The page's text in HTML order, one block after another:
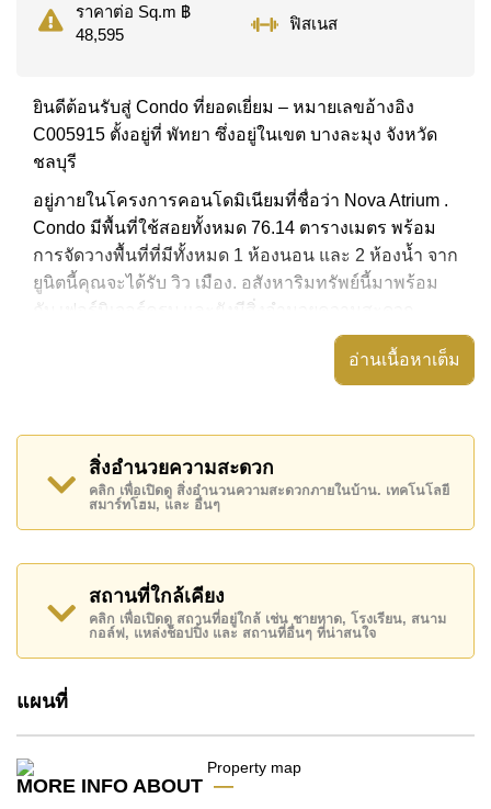
ราคาต่อ Sq.m ฿
48,595
ฟิสเนส
ยินดีต้อนรับสู่ Condo ที่ยอดเยี่ยม – หมายเลขอ้างอิง
C005915 ตั้งอยู่ที่ พัทยา ซึ่งอยู่ในเขต บางละมุง จังหวัด
ชลบุรี
อยู่ภายในโครงการคอนโดมิเนียมที่ชื่อว่า Nova Atrium .
Condo มีพื้นที่ใช้สอยทั้งหมด 76.14 ตารางเมตร พร้อม
การจัดวางพื้นที่ที่มีทั้งหมด 1 ห้องนอน และ 2 ห้องน้ำ จาก
ยูนิตนี้คุณจะได้รับ วิว เมือง. อสังหาริมทรัพย์นี้มาพร้อม
กับ เฟอร์นิเจอร์ครบ และยังมีสิ่งอำนวยความสะดวก
อสังหาริมทรัพย์นี้สามารถใช้ สระว่ายน้ำ ส่วนกลาง ได้
ฟิสเนส, รปภ.24ชม.
สถานที่สำคัญใกล้ Nova Atrium ได้แก่: เดินทางไป
ชายหาดได้ง่าย, ไกล้เคียงรถประจำทาง , อาร์ท อิน
พาราไดซ์, ถนนคนเดิน , , รพ.กรุงเทพพัทยา, โรงพยาบาล
บางละมุง
อสังหาริมทรัพย์นี้มีไว้สำหรับขายในราคา ฿ 3,700,000
บาท คิดเป็น ฿ 48,595 บาทต่อตารางเมตร
ต่างชาติ โดยมี ค่าโอนคนละครึ่ง
ค้นพบโอกาสในการทำให้ที่อยู่อาศัยนี้เป็นบ้านในฝันของ
คุณ!
ติดต่อ Cornerstone Real Estate โทร +6638411250
อ่านเนื้อหาเต็ม
สิ่งอำนวยความสะดวก
คลิก เพื่อเปิดดู สิ่งอำนวนความสะดวกภายในบ้าน. เทคโนโลยี
สมาร์ทโฮม, และ อื่นๆ
สถานที่ใกล้เคียง
คลิก เพื่อเปิดดู สถานที่อยู่ใกล้ เช่น ชายหาด, โรงเรียน, สนาม
กอล์ฟ, แหล่งช็อปปิ้ง และ สถานที่อื่นๆ ที่น่าสนใจ
แผนที่
MORE INFO ABOUT